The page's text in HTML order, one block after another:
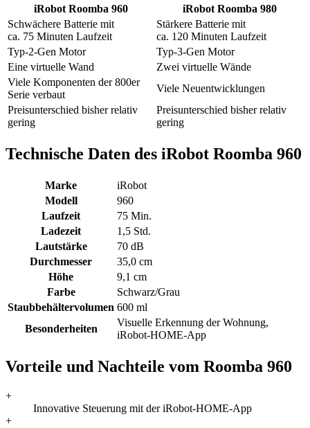
iRobot Roomba 960
iRobot Roomba 980
Schwächere Batterie mit
ca. 75 Minuten Laufzeit
Stärkere Batterie mit
ca. 120 Minuten Laufzeit
Typ-2-Gen Motor
Typ-3-Gen Motor
Eine virtuelle Wand
Zwei virtuelle Wände
Viele Komponenten der 800er
Serie verbaut
Viele Neuentwicklungen
Preisunterschied bisher relativ
gering
Preisunterschied bisher relativ
gering
Technische Daten des iRobot Roomba 960
Marke
iRobot
Modell
960
Laufzeit
75 Min.
Ladezeit
1,5 Std.
Lautstärke
70 dB
Durchmesser
35,0 cm
Höhe
9,1 cm
Farbe
Schwarz/Grau
Staubbehältervolumen 600 ml
Besonderheiten
Visuelle Erkennung der Wohnung,
iRobot-HOME-App
Vorteile und Nachteile vom Roomba 960
+
Innovative Steuerung mit der iRobot-HOME-App
+